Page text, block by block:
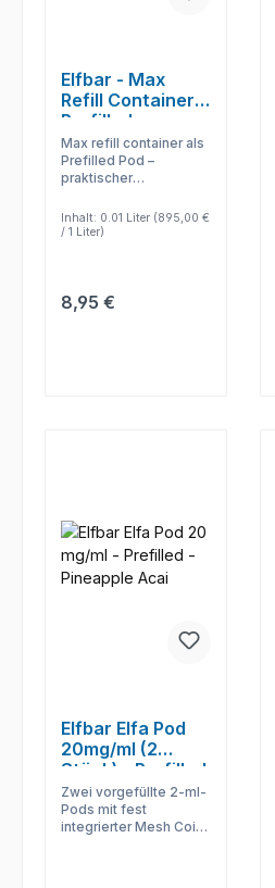
Elfbar - Max
Refill Container -
Prefilled
Max refill container als
Prefilled Pod –
praktischer
kompatible Systeme
ohne Liquidflasche.
Inhalt: 0.01 Liter (895,00 €
/ 1 Liter)
Regulärer Preis:
8,95 €
Elfbar Elfa Pod
20mg/ml (2
Stück) - Prefilled
Zwei vorgefüllte 2-ml-
Pods mit fest
integrierter Mesh Coil